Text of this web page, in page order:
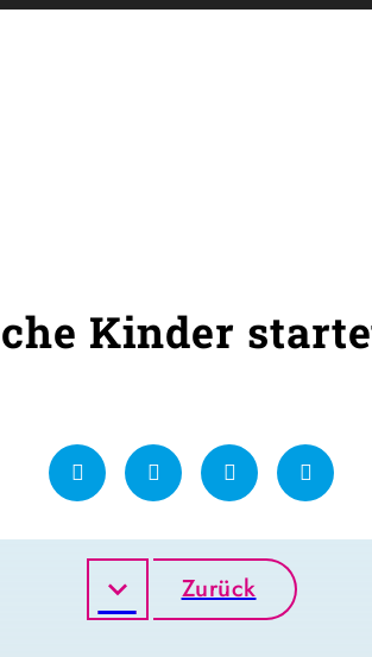
Kinder
Zurück